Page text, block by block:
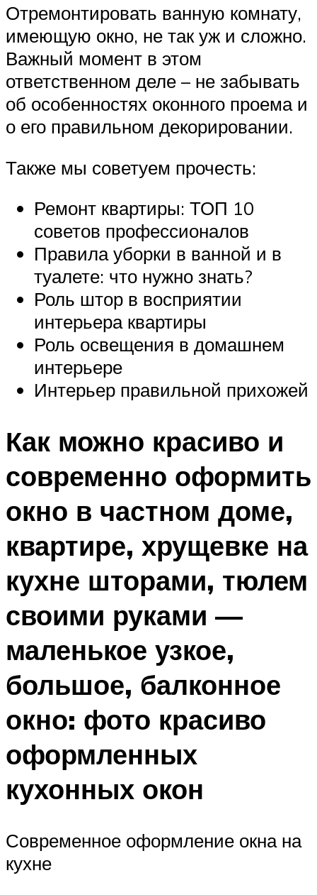
Отремонтировать ванную комнату,
имеющую окно, не так уж и сложно.
Важный момент в этом
ответственном деле – не забывать
об особенностях оконного проема и
о его правильном декорировании.
Также мы советуем прочесть:
Ремонт квартиры: ТОП 10
советов профессионалов
Правила уборки в ванной и в
туалете: что нужно знать?
Роль штор в восприятии
интерьера квартиры
Роль освещения в домашнем
интерьере
Интерьер правильной прихожей
Как можно красиво и
современно оформить
окно в частном доме,
квартире, хрущевке на
кухне шторами, тюлем
своими руками —
маленькое узкое,
большое, балконное
окно: фото красиво
оформленных
кухонных окон
Современное оформление окна на
кухне